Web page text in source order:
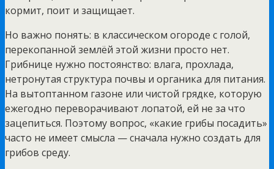
кормит, поит и защищает.
Но важно понять: в классическом огороде с голой,
перекопанной землёй этой жизни просто нет.
Грибнице нужно постоянство: влага, прохлада,
нетронутая структура почвы и органика для питания.
На вытоптанном газоне или чистой грядке, которую
ежегодно переворачивают лопатой, ей не за что
зацепиться. Поэтому вопрос, «какие грибы посадить»
часто не имеет смысла — сначала нужно создать для
грибов среду.